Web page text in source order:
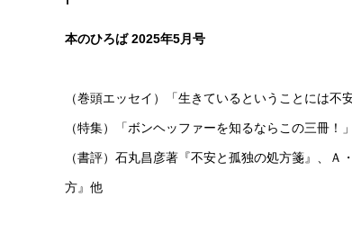
本のひろば 2025年5月号
（巻頭エッセイ）「生きているということには不
（特集）「ボンヘッファーを知るならこの三冊！
（書評）石丸昌彦著『不安と孤独の処方箋』、
方』他